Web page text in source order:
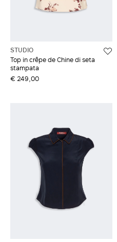
STUDIO
Top in crêpe de Chine di seta
stampata
€ 249,00